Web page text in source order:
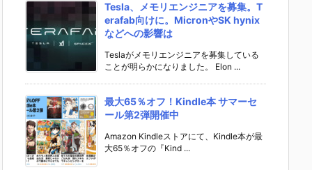
Tesla、メモリエンジニアを募集。T
erafab向けに。MicronやSK hynix
などへの影響は
Teslaがメモリエンジニアを募集している
ことが明らかになりました。 Elon ...
最大65％オフ！Kindle本 サマーセ
ール第2弾開催中
Amazon Kindleストアにて、Kindle本が最
大65％オフの『Kind ...